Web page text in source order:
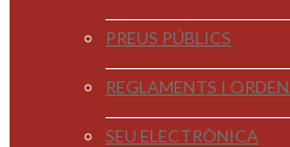
PREUS PÚBLICS
REGLAMENTS I
SEU ELECTRÒNICA